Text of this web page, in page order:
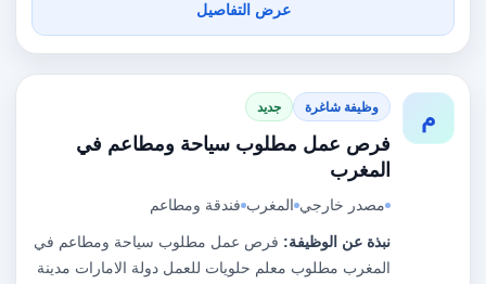
عرض التفاصيل
م وظيفة شاغرة جديد
فرص عمل مطلوب سياحة ومطاعم في
المغرب
مصدر خارجي المغرب فندقة ومطاعم
نبذة عن الوظيفة: فرص عمل مطلوب سياحة ومطاعم في
المغرب مطلوب معلم حلويات للعمل دولة الامارات مدينة